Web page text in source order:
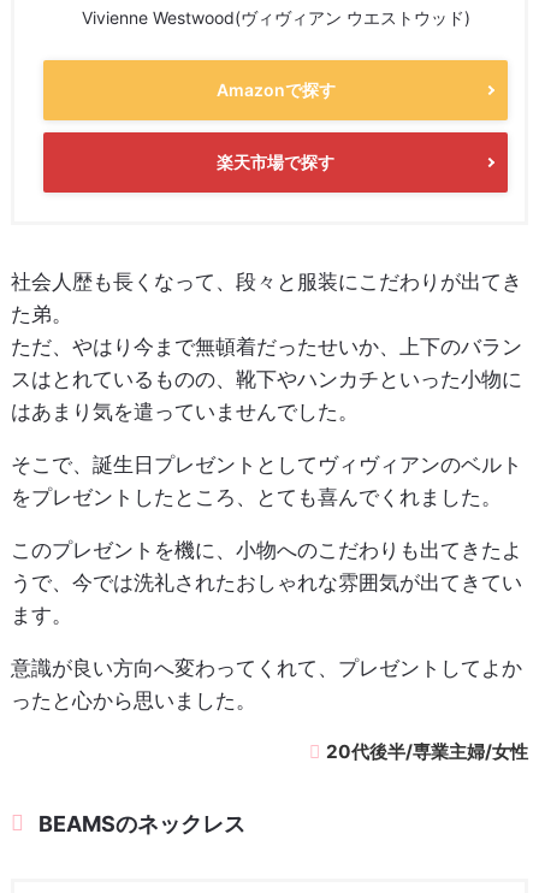
Vivienne Westwood(ヴィヴィアン ウエストウッド)
Amazonで探す
楽天市場で探す
社会人歴も長くなって、段々と服装にこだわりが出てき
た弟。
ただ、やはり今まで無頓着だったせいか、上下のバラン
スはとれているものの、靴下やハンカチといった小物に
はあまり気を遣っていませんでした。
そこで、誕生日プレゼントとしてヴィヴィアンのベルト
をプレゼントしたところ、とても喜んでくれました。
このプレゼントを機に、小物へのこだわりも出てきたよ
うで、今では洗礼されたおしゃれな雰囲気が出てきてい
ます。
意識が良い方向へ変わってくれて、プレゼントしてよか
ったと心から思いました。
20代後半/専業主婦/女性
BEAMSのネックレス